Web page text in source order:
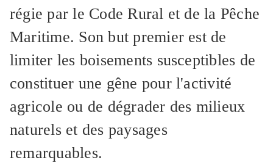
régie par le Code Rural et de la Pêche
Maritime. Son but premier est de
limiter les boisements susceptibles de
constituer une gêne pour l'activité
agricole ou de dégrader des milieux
naturels et des paysages
remarquables.